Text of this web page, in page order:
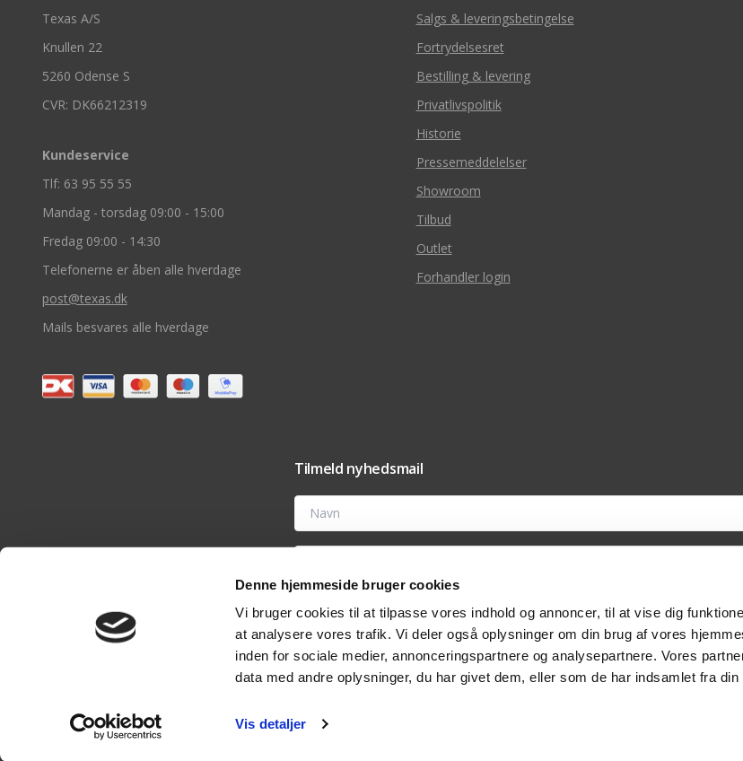
Denne hjemmeside bruger cookies
Vi bruger cookies til at tilpasse vores indhold og annoncer, til at vise dig
at analysere vores trafik. Vi deler også oplysninger om din brug af vores
inden for sociale medier, annonceringspartnere og analysepartnere. Vores
data med andre oplysninger, du har givet dem, eller som de har indsamlet fra
Vis detaljer
Texas A/S
Knullen 22
5260 Odense S
CVR: DK66212319
Kundeservice
Tlf: 63 95 55 55
Mandag - torsdag 09:00 - 15:00
Fredag 09:00 - 14:30
Telefonerne er åben alle hverdage
post@texas.dk
Mails besvares alle hverdage
Salgs & leveringsbetingelse
Fortrydelsesret
Bestilling & levering
Privatlivspolitik
Historie
Pressemeddelelser
Showroom
Tilbud
Outlet
Forhandler login
Tilmeld nyhedsmail
Navn
tilbehør og vedligeholdelse hertil via e-mail. Du kan til enhver tid trække dit samtykket
nyhedsmail eller ved at kontakte os på post@texas.dk. Når du modtager vores nyhedsmail,
analyseværktøjer til at optimere indholdet af vores nyhedsmail. Læs mere om
rettigheder i vores
privatlivspolitik